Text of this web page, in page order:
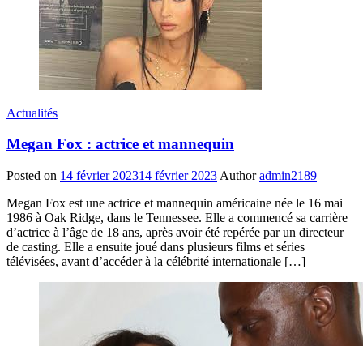
Actualités
Megan Fox : actrice et mannequin
Posted on 14 février 202314 février 2023 Author admin2189
Megan Fox est une actrice et mannequin américaine née le 16 mai
1986 à Oak Ridge, dans le Tennessee. Elle a commencé sa carrière
d’actrice à l’âge de 18 ans, après avoir été repérée par un directeur
de casting. Elle a ensuite joué dans plusieurs films et séries
télévisées, avant d’accéder à la célébrité internationale […]